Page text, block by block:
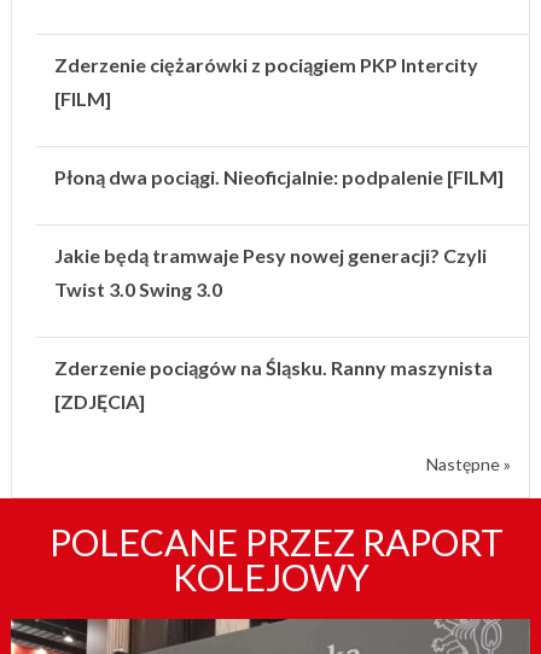
Zderzenie ciężarówki z pociągiem PKP Intercity
[FILM]
Płoną dwa pociągi. Nieoficjalnie: podpalenie [FILM]
Jakie będą tramwaje Pesy nowej generacji? Czyli
Twist 3.0 Swing 3.0
Zderzenie pociągów na Śląsku. Ranny maszynista
[ZDJĘCIA]
Następne »
POLECANE PRZEZ RAPORT
KOLEJOWY